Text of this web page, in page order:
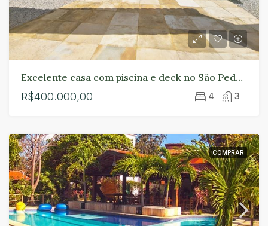
Excelente casa com piscina e deck no São Pedro de cima em Paracuru
R$400.000,00 4 3
COMPRAR